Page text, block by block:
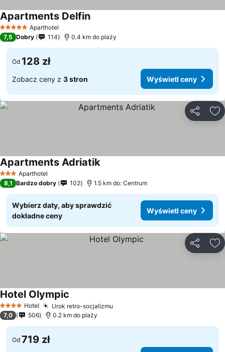
5 KategoriaAparthotel
Apartments Delfin
7,5 Dobry 114 0.4 km do plaży
Od 128 zł
Zobacz ceny z 3 stron Wyświetl ceny
3 KategoriaAparthotel
Apartments Adriatik
8,1 Bardzo dobry 102 1.5 km do: Centrum
Wybierz daty, aby sprawdzić
dokładne ceny
Wyświetl ceny
4 KategoriaHotel Urok retro-socjalizmu
Hotel Olympic
7,0 506 0.2 km do plaży
Od 719 zł